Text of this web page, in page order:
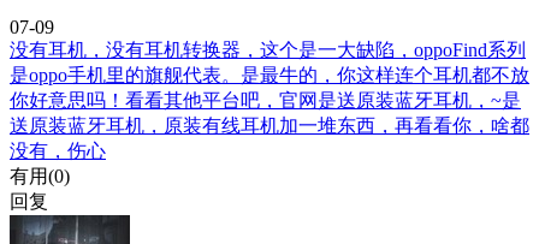
07-09
没有耳机，没有耳机转换器，这个是一大缺陷，oppoFind系列
是oppo手机里的旗舰代表。是最牛的，你这样连个耳机都不放
你好意思吗！看看其他平台吧，官网是送原装蓝牙耳机，~是
送原装蓝牙耳机，原装有线耳机加一堆东西，再看看你，啥都
没有，伤心
有用(0)
回复